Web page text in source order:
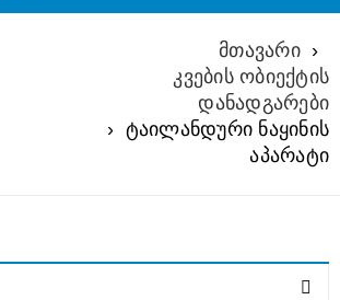
მთავარი ›
კვების ობიექტის
დანადგარები
› ტაილანდური ნაყინის
აპარატი